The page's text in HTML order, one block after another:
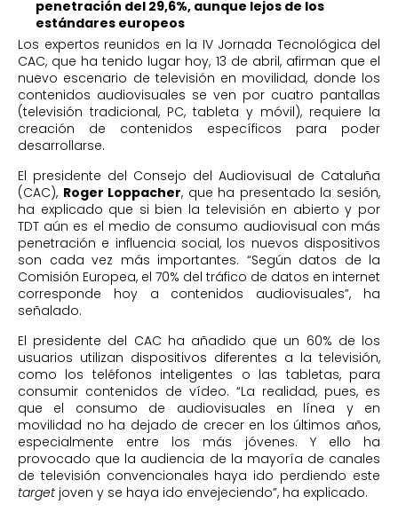
penetración del 29,6%, aunque lejos de los
estándares europeos
Los expertos reunidos en la IV Jornada Tecnológica del
CAC, que ha tenido lugar hoy, 13 de abril, afirman que el
nuevo escenario de televisión en movilidad, donde los
contenidos audiovisuales se ven por cuatro pantallas
(televisión tradicional, PC, tableta y móvil), requiere la
creación de contenidos específicos para poder
desarrollarse.
El presidente del Consejo del Audiovisual de Cataluña
(CAC), Roger Loppacher, que ha presentado la sesión,
ha explicado que si bien la televisión en abierto y por
TDT aún es el medio de consumo audiovisual con más
penetración e influencia social, los nuevos dispositivos
son cada vez más importantes. “Según datos de la
Comisión Europea, el 70% del tráfico de datos en internet
corresponde hoy a contenidos audiovisuales”, ha
señalado.
El presidente del CAC ha añadido que un 60% de los
usuarios utilizan dispositivos diferentes a la televisión,
como los teléfonos inteligentes o las tabletas, para
consumir contenidos de vídeo. “La realidad, pues, es
que el consumo de audiovisuales en línea y en
movilidad no ha dejado de crecer en los últimos años,
especialmente entre los más jóvenes. Y ello ha
provocado que la audiencia de la mayoría de canales
de televisión convencionales haya ido perdiendo este
target joven y se haya ido envejeciendo”, ha explicado.